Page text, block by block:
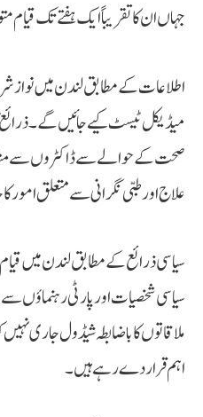
جہاں ان کا تقریباً ایک ہفتے تک
اطلاعات کے مطابق لندن میں نواز
میڈیکل ٹیسٹ کیے جائیں گے۔ ذرائع
صحت کے حوالے سے ڈاکٹروں سے
علاج اور طبی نگرانی سے متعلق امور کا
سیاسی ذرائع کے مطابق لندن میں
سیاسی شخصیات اور پارٹی رہنماؤں
ملاقاتوں کا باضابطہ شیڈول جاری
اہم قرار دے رہے ہیں۔